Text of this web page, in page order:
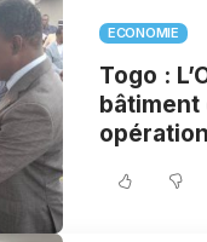
ECONOMIE
Togo :
bâtiment